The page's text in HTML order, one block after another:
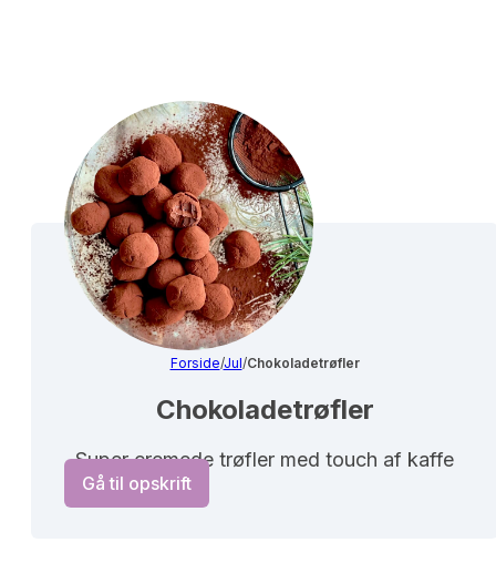
Forside/Jul/Chokoladetrøfler
Chokoladetrøfler
Super cremede trøfler med touch af kaffe
Gå til opskrift